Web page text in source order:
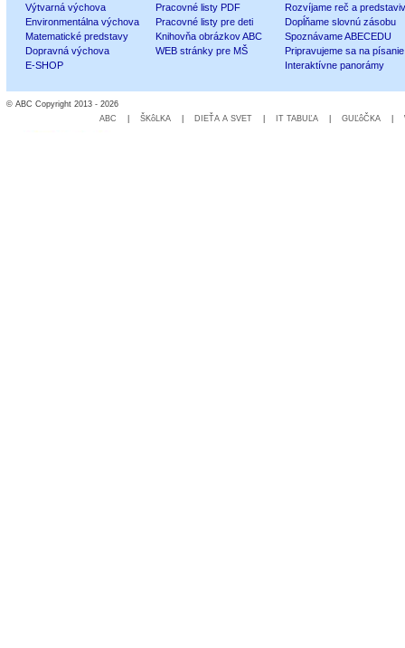
Výtvarná výchova
Environmentálna výchova
Matematické predstavy
Dopravná výchova
E-SHOP
Pracovné listy PDF
Pracovné listy pre deti
Knihovňa obrázkov ABC
WEB stránky pre MŠ
Rozvíjame reč a
Dopĺňame slovnú zásobu
Spoznávame ABECEDU
Pripravujeme sa na písanie
Interaktívne panorámy
© ABC Copyright 2013 - 2026
ABC
ŠKôLKA DIEŤA A SVET IT TABUĽA GUĽôČKA